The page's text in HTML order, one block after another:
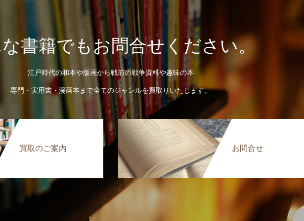
書籍でもお問合せください。
江戸時代の和本や版画から戦前の戦争資料や趣味の本
専門・実用書・漫画本まで全てのジャンルを買取りいたします。
買取のご案内 お問合せ